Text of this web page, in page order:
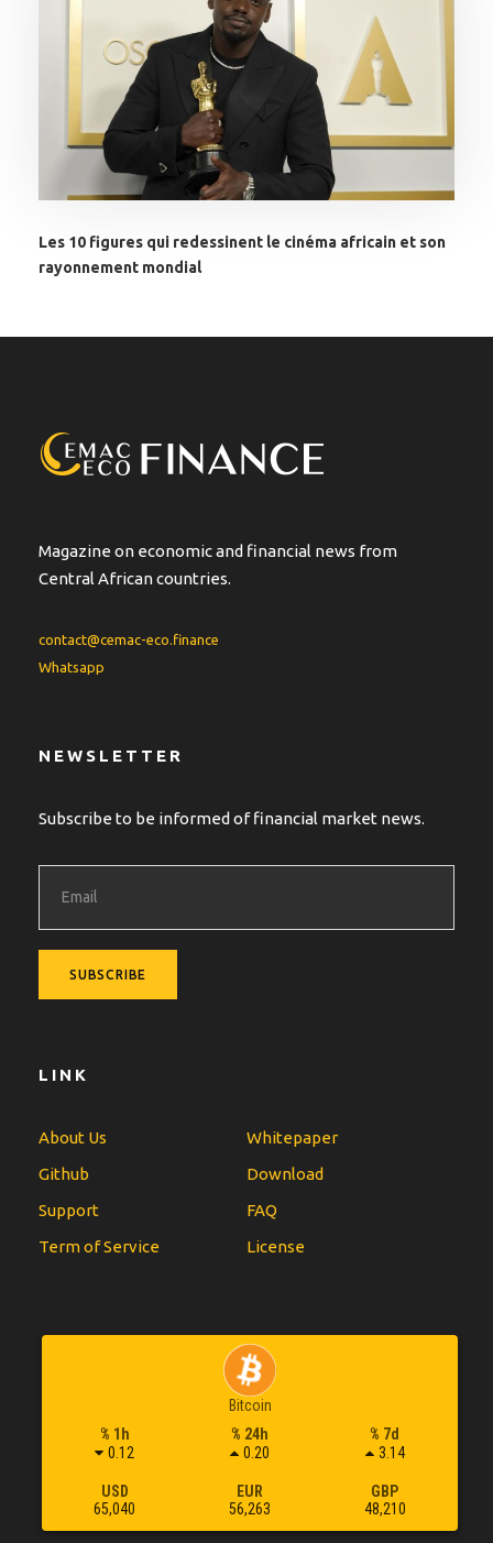
Les 10 figures qui redessinent le cinéma africain et son
rayonnement mondial
Magazine on economic and financial news from
Central African countries.
contact@cemac-eco.finance
Whatsapp
NEWSLETTER
Subscribe to be informed of financial market news.
LINK
About Us
Whitepaper
Github
Download
Support
FAQ
Term of Service
License
Bitcoin
% 1h
0.12
% 24h
0.20
% 7d
3.14
USD
65,040
EUR
56,263
GBP
48,210